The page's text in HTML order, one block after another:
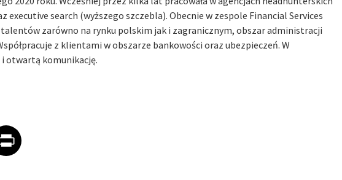
executive search (wyższego szczebla). Obecnie w zespole Financial Services
zarówno na rynku polskim jak i zagranicznym, obszar administracji
z klientami w obszarze bankowości oraz ubezpieczeń. W
otwartą komunikację.
on Facebook
on Email
article on Print